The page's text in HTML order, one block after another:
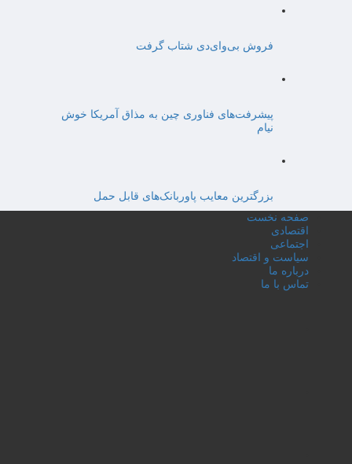
فروش بی‌وای‌دی شتاب گرفت
پیشرفت‌های فناوری چین به مذاق آمریکا خوش
نیام
بزرگترین معایب پاوربانک‌های قابل حمل
صفحه نخست
اقتصادی
اجتماعی
سیاست و اقتصاد
درباره ما
تماس با ما